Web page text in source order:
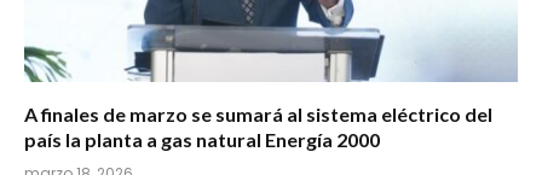
A finales de marzo se sumará al sistema eléctrico del
país la planta a gas natural Energía 2000